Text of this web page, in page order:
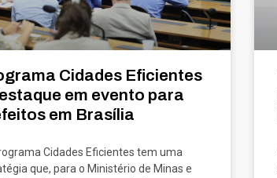
Cidades Eficientes
em evento para
em Brasília
Cidades Eficientes tem uma
que, para o Ministério de Minas e